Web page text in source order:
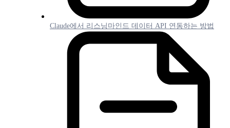
Claude에서 리스닝마인드 데이터 API 연동하는 방법